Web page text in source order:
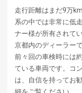
走行距離はまだ9万
系の中では非常に低
ナー様が所有されて
京都内のディーラー
前々回の車検時には
ている車両です。コ
は、自信を持ってお
細をご覧ください。